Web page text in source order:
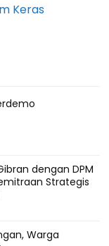
Keras
dengan DPM
Strategis
Warga